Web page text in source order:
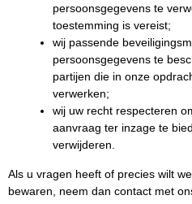
persoonsgegevens te
toestemming is vereist;
wij passende
persoonsgegevens te
partijen die in onze
verwerken;
wij uw recht respecteren
aanvraag ter inzage te
verwijderen.
Als u vragen heeft of precies wilt
bewaren, neem dan contact met